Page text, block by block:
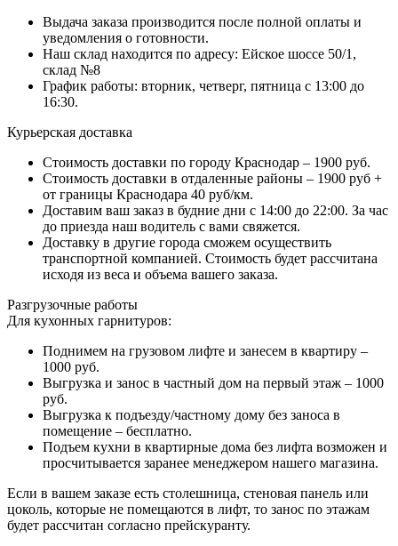
Выдача заказа производится после полной оплаты и
уведомления о готовности.
Наш склад находится по адресу: Ейское шоссе 50/1,
склад №8
График работы: вторник, четверг, пятница с 13:00 до
16:30.
Курьерская доставка
Стоимость доставки по городу Краснодар – 1900 руб.
Стоимость доставки в отдаленные районы – 1900 руб +
от границы Краснодара 40 руб/км.
Доставим ваш заказ в будние дни с 14:00 до 22:00. За час
до приезда наш водитель с вами свяжется.
Доставку в другие города сможем осуществить
транспортной компанией. Стоимость будет рассчитана
исходя из веса и объема вашего заказа.
Разгрузочные работы
Для кухонных гарнитуров:
Поднимем на грузовом лифте и занесем в квартиру –
1000 руб.
Выгрузка и занос в частный дом на первый этаж – 1000
руб.
Выгрузка к подъезду/частному дому без заноса в
помещение – бесплатно.
Подъем кухни в квартирные дома без лифта возможен и
просчитывается заранее менеджером нашего магазина.
Если в вашем заказе есть столешница, стеновая панель или
цоколь, которые не помещаются в лифт, то занос по этажам
будет рассчитан согласно прейскуранту.